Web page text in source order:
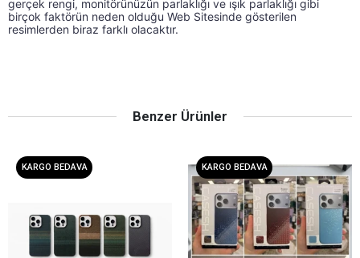
gerçek rengi, monitörünüzün parlaklığı ve ışık parlaklığı gibi
birçok faktörün neden olduğu Web Sitesinde gösterilen
resimlerden biraz farklı olacaktır.
Benzer Ürünler
KARGO BEDAVA KARGO BEDAVA